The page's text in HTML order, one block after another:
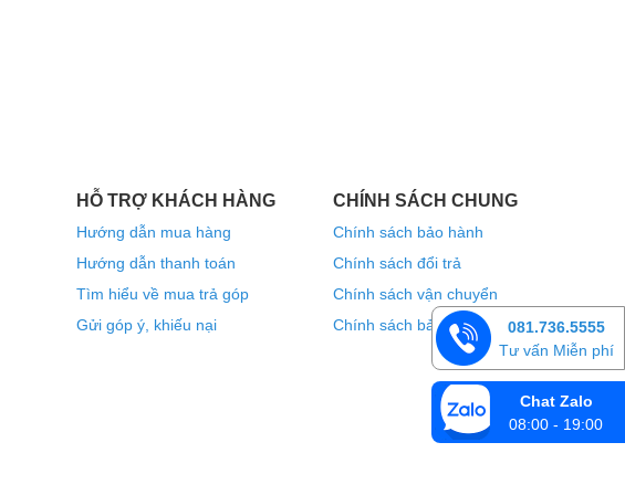
HỖ TRỢ KHÁCH HÀNG
Hướng dẫn mua hàng
Hướng dẫn thanh toán
Tìm hiểu về mua trả góp
Gửi góp ý, khiếu nại
CHÍNH SÁCH CHUNG
Chính sách bảo hành
Chính sách đổi trả
Chính sách vận chuyển
Chính sách bảo mật thông tin081.736.5555
Tư vấn Miễn phí
Chat Zalo
08:00 - 19:00